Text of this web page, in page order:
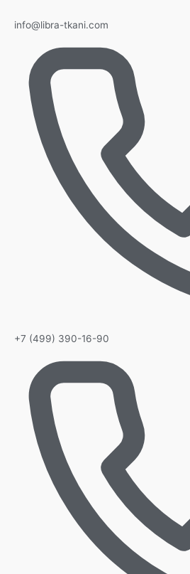
info@libra-tkani.com
+7 (499) 390-16-90